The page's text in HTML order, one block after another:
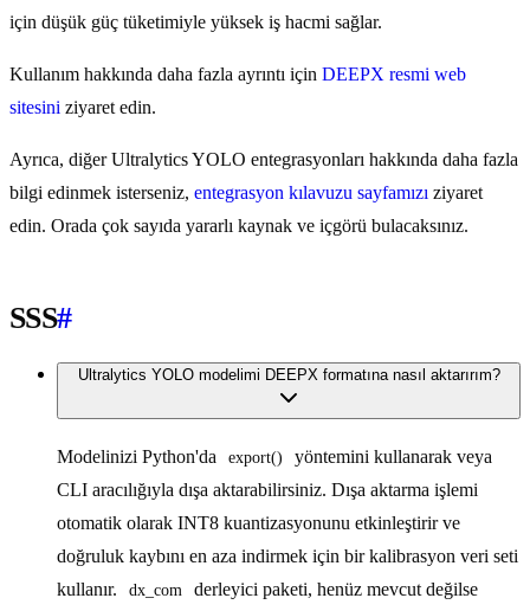
için düşük güç tüketimiyle yüksek iş hacmi sağlar.
Kullanım hakkında daha fazla ayrıntı için DEEPX resmi web
sitesini ziyaret edin.
Ayrıca, diğer Ultralytics YOLO entegrasyonları hakkında daha fazla
bilgi edinmek isterseniz, entegrasyon kılavuzu sayfamızı ziyaret
edin. Orada çok sayıda yararlı kaynak ve içgörü bulacaksınız.
SSS#
Ultralytics YOLO modelimi DEEPX formatına nasıl aktarırım?
Modelinizi Python'da export()
yöntemini kullanarak veya
CLI aracılığıyla dışa aktarabilirsiniz. Dışa aktarma işlemi
otomatik olarak INT8 kuantizasyonunu etkinleştirir ve
doğruluk kaybını en aza indirmek için bir kalibrasyon veri seti
kullanır.
dx_com
derleyici paketi, henüz mevcut değilse